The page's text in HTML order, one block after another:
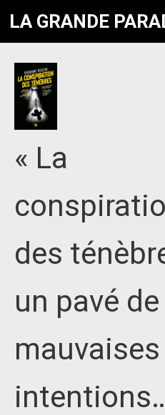
LA GRANDE
« La
des
un pavé de
mauvaises